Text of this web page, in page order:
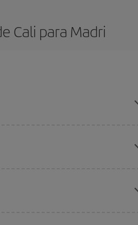
Cali para Madri
os dias: alguns